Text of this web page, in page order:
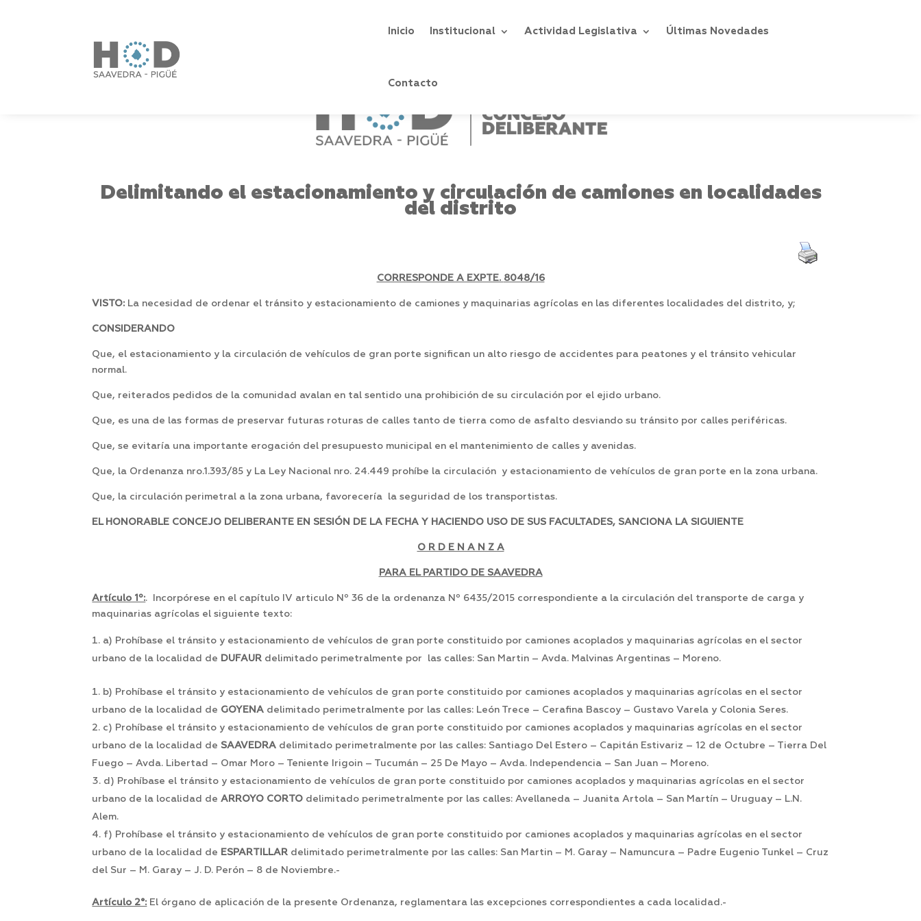
Inicio Institucional Actividad Legislativa Últimas Novedades
Contacto
Delimitando el estacionamiento y circulación de camiones en localidades
del distrito
CORRESPONDE A EXPTE. 8048/16
VISTO: La necesidad de ordenar el tránsito y estacionamiento de camiones y maquinarias agrícolas en las diferentes localidades del distrito, y;
CONSIDERANDO
Que, el estacionamiento y la circulación de vehículos de gran porte significan un alto riesgo de accidentes para peatones y el tránsito vehicular
normal.
Que, reiterados pedidos de la comunidad avalan en tal sentido una prohibición de su circulación por el ejido urbano.
Que, es una de las formas de preservar futuras roturas de calles tanto de tierra como de asfalto desviando su tránsito por calles periféricas.
Que, se evitaría una importante erogación del presupuesto municipal en el mantenimiento de calles y avenidas.
Que, la Ordenanza nro.1.393/85 y La Ley Nacional nro. 24.449 prohíbe la circulación y estacionamiento de vehículos de gran porte en la zona urbana.
Que, la circulación perimetral a la zona urbana, favorecería la seguridad de los transportistas.
EL HONORABLE CONCEJO DELIBERANTE EN SESIÓN DE LA FECHA Y HACIENDO USO DE SUS FACULTADES, SANCIONA LA SIGUIENTE
O R D E N A N Z A
PARA EL PARTIDO DE SAAVEDRA
Artículo 1º:. Incorpórese en el capítulo IV articulo Nº 36 de la ordenanza Nº 6435/2015 correspondiente a la circulación del transporte de carga y
maquinarias agrícolas el siguiente texto:
a) Prohíbase el tránsito y estacionamiento de vehículos de gran porte constituido por camiones acoplados y maquinarias agrícolas en el sector
urbano de la localidad de DUFAUR delimitado perimetralmente por las calles: San Martin – Avda. Malvinas Argentinas – Moreno.
b) Prohíbase el tránsito y estacionamiento de vehículos de gran porte constituido por camiones acoplados y maquinarias agrícolas en el sector
urbano de la localidad de GOYENA delimitado perimetralmente por las calles: León Trece – Cerafina Bascoy – Gustavo Varela y Colonia Seres.
c) Prohíbase el tránsito y estacionamiento de vehículos de gran porte constituido por camiones acoplados y maquinarias agrícolas en el sector
urbano de la localidad de SAAVEDRA delimitado perimetralmente por las calles: Santiago Del Estero – Capitán Estivariz – 12 de Octubre – Tierra Del
Fuego – Avda. Libertad – Omar Moro – Teniente Irigoin – Tucumán – 25 De Mayo – Avda. Independencia – San Juan – Moreno.
d) Prohíbase el tránsito y estacionamiento de vehículos de gran porte constituido por camiones acoplados y maquinarias agrícolas en el sector
urbano de la localidad deARROYO CORTO delimitado perimetralmente por las calles: Avellaneda – Juanita Artola – San Martín – Uruguay – L.N.
Alem.
f) Prohíbase el tránsito y estacionamiento de vehículos de gran porte constituido por camiones acoplados y maquinarias agrícolas en el sector
urbano de la localidad de ESPARTILLAR delimitado perimetralmente por las calles: San Martin – M. Garay – Namuncura – Padre Eugenio Tunkel – Cruz
del Sur – M. Garay – J. D. Perón – 8 de Noviembre.-
Artículo 2°: El órgano de aplicación de la presente Ordenanza, reglamentara las excepciones correspondientes a cada localidad.-